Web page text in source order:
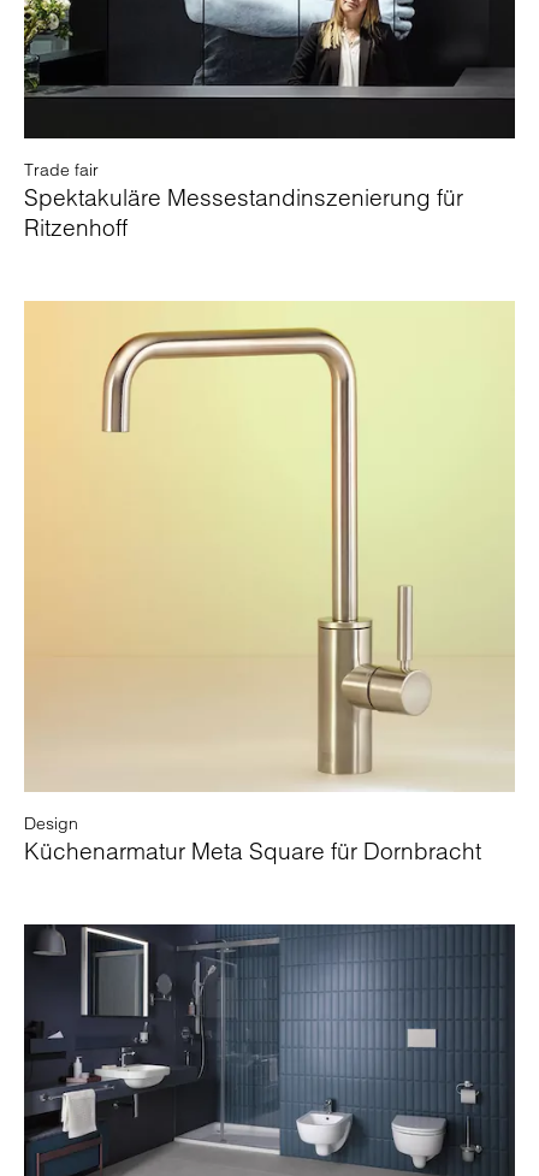
Trade fair
Spektakuläre Messestandinszenierung für
Ritzenhoff
Design
Küchenarmatur Meta Square für Dornbracht